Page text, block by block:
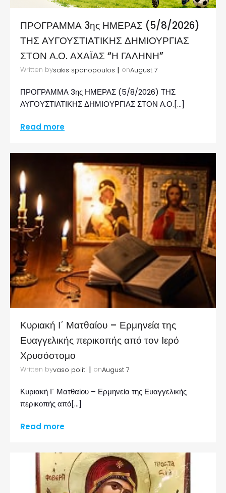
ΠΡΟΓΡΑΜΜΑ 3ης ΗΜΕΡΑΣ (5/8/2026)
ΤΗΣ ΑΥΓΟΥΣΤΙΑΤΙΚΗΣ ΔΗΜΙΟΥΡΓΙΑΣ
ΣΤΟΝ Α.Ο. ΑΧΑΪΑΣ “Η ΓΑΛΗΝΗ”
Written bysakis spanopoulos | onAugust 7
ΠΡΟΓΡΑΜΜΑ 3ης ΗΜΕΡΑΣ (5/8/2026) ΤΗΣ
ΑΥΓΟΥΣΤΙΑΤΙΚΗΣ ΔΗΜΙΟΥΡΓΙΑΣ ΣΤΟΝ Α.Ο.[…]
Read more
Κυριακή Ι΄ Ματθαίου – Ερμηνεία της
Ευαγγελικής περικοπής από τον Ιερό
Χρυσόστομο
Written byvaso politi | onAugust 7
Κυριακή Ι΄ Ματθαίου – Ερμηνεία της Ευαγγελικής
περικοπής από[…]
Read more